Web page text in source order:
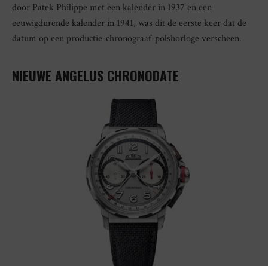
door Patek Philippe met een kalender in 1937 en een
eeuwigdurende kalender in 1941, was dit de eerste keer dat de
datum op een productie-chronograaf-polshorloge verscheen.
NIEUWE ANGELUS CHRONODATE